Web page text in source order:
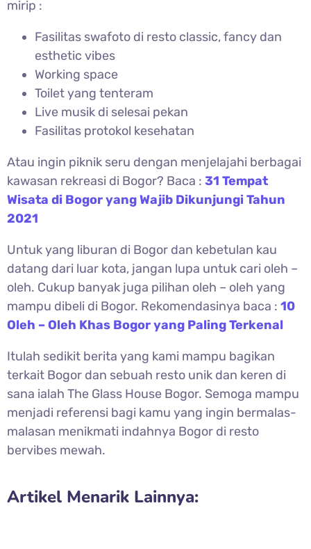
mirip :
Fasilitas swafoto di resto classic, fancy dan
esthetic vibes
Working space
Toilet yang tenteram
Live musik di selesai pekan
Fasilitas protokol kesehatan
Atau ingin piknik seru dengan menjelajahi berbagai
kawasan rekreasi di Bogor? Baca : 31 Tempat
Wisata di Bogor yang Wajib Dikunjungi Tahun
2021
Untuk yang liburan di Bogor dan kebetulan kau
datang dari luar kota, jangan lupa untuk cari oleh –
oleh. Cukup banyak juga pilihan oleh – oleh yang
mampu dibeli di Bogor. Rekomendasinya baca : 10
Oleh – Oleh Khas Bogor yang Paling Terkenal
Itulah sedikit berita yang kami mampu bagikan
terkait Bogor dan sebuah resto unik dan keren di
sana ialah The Glass House Bogor. Semoga mampu
menjadi referensi bagi kamu yang ingin bermalas-
malasan menikmati indahnya Bogor di resto
bervibes mewah.
Artikel Menarik Lainnya: